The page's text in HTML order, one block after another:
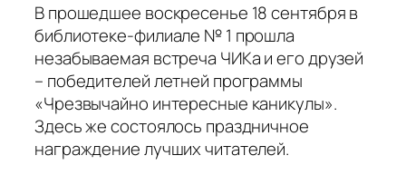
В прошедшее воскресенье 18 сентября в
библиотеке-филиале № 1 прошла
незабываемая встреча ЧИКа и его друзей
– победителей летней программы
«Чрезвычайно интересные каникулы».
Здесь же состоялось праздничное
награждение лучших читателей.